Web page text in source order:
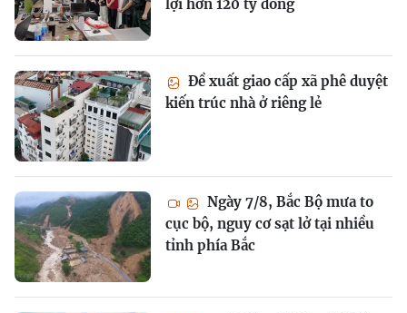
lợi hơn 120 tỷ đồng
Đề xuất giao cấp xã phê duyệt
kiến trúc nhà ở riêng lẻ
Ngày 7/8, Bắc Bộ mưa to
cục bộ, nguy cơ sạt lở tại nhiều
tỉnh phía Bắc